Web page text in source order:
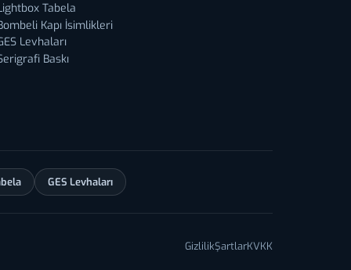
Tabela
Kapı İsimlikleri
Levhaları
Baskı
GES Levhaları
GizlilikŞartlarKVKK